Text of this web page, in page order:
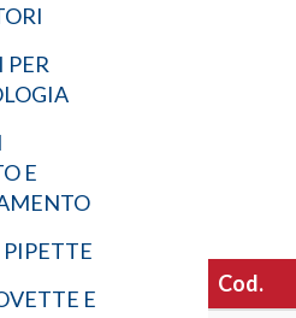
PER
E
E
Cod.